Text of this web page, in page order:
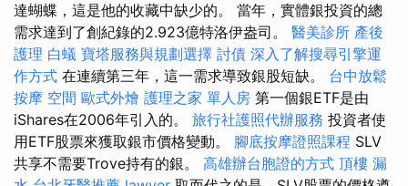
達蝴蝶，這是他的收藏中缺少的。 當年，實體銀投資的總
需求達到了創紀錄的2.923億特洛伊盎司。 醫美診所 產後
護理 白蟻 寶塔服務與規劃選擇 討債 深入了解搜尋引擎運
作方式 在連續第三年，這一需求導致銀股短缺。 台中放鬆
按摩 空間 歐式外燴 護理之家 單人房 第一個銀ETF是由
iShares在2006年引入的。 旅行社護照代辦服務 投資者使
用ETF股票來獲取銀市價格變動。 腳底按摩證照課程 SLV
共享不需要Trove持有的銀。 高雄辦台胞證的方式 頂樓 漏